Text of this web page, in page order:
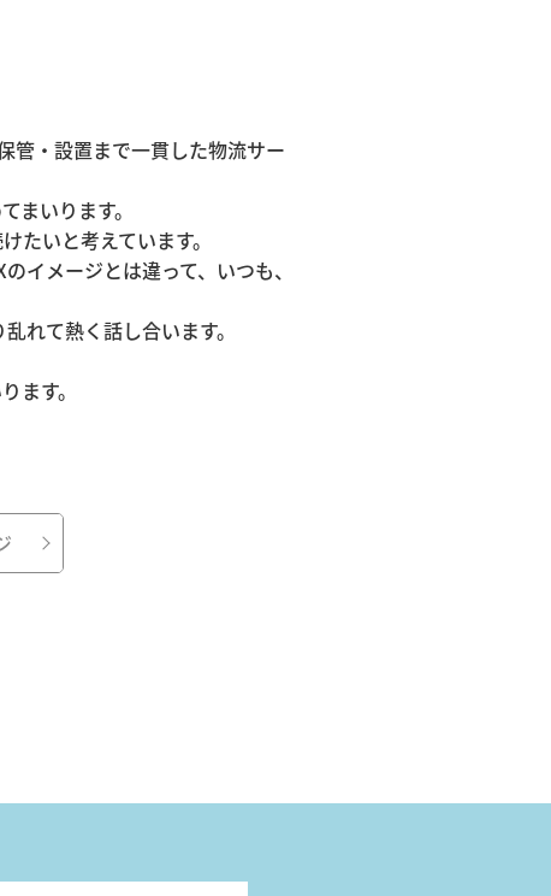
管・設置まで一貫した物流サー
まいります。
たいと考えています。
イメージとは違って、いつも、
れて熱く話し合います。
ます。